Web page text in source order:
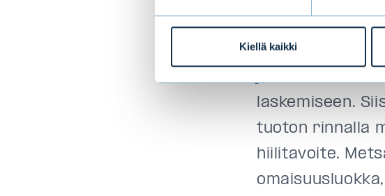
Kiellä kaikki
"Päätimme jo
tehdään
laskemiseen.
tuoton rinnalla
hiilitavoite.
omaisuusluokka,